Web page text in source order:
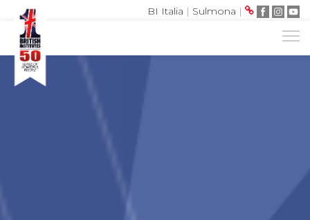
BI Italia | Sulmona |